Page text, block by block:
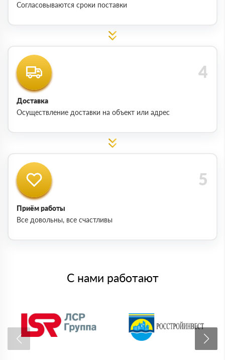
Согласовываются сроки поставки
Доставка
Осуществление доставки на объект или адрес
Приём работы
Все довольны, все счастливы
С нами работают